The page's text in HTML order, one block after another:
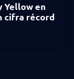
Yellow en
cifra récord